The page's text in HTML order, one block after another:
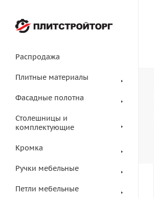
Распродажа
Плитные материалы
Фасадные полотна
Столешницы и
комплектующие
Кромка
Ручки мебельные
Петли мебельные